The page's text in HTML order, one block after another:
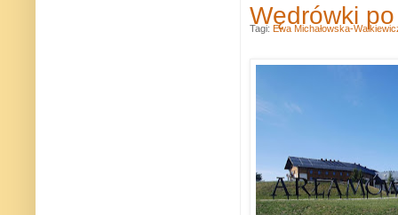
Wędrówki po
Tagi: Ewa Michałowska-